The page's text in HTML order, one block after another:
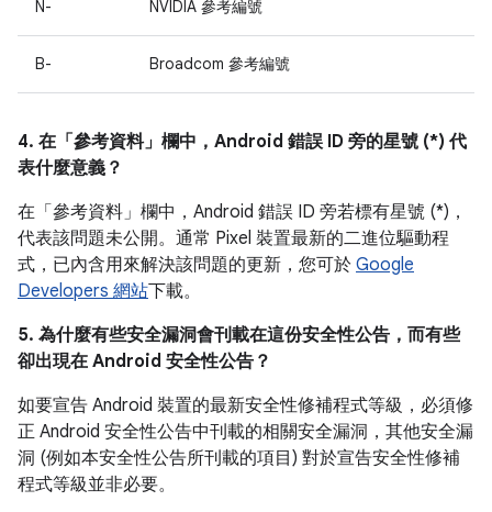
N- NVIDIA 參考編號
B- Broadcom 參考編號
4. 在「參考資料」 欄中，Android 錯誤 ID 旁的星號 (*) 代
表什麼意義？
在「參考資料」 欄中，Android 錯誤 ID 旁若標有星號 (*)，
代表該問題未公開。通常 Pixel 裝置最新的二進位驅動程
式，已內含用來解決該問題的更新，您可於 Google
Developers 網站下載。
5. 為什麼有些安全漏洞會刊載在這份安全性公告，而有些
卻出現在 Android 安全性公告？
如要宣告 Android 裝置的最新安全性修補程式等級，必須修
正 Android 安全性公告中刊載的相關安全漏洞，其他安全漏
洞 (例如本安全性公告所刊載的項目) 對於宣告安全性修補
程式等級並非必要。